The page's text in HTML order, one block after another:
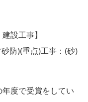
設工事】
防)(重点)工事：(砂)
度で受賞をしてい